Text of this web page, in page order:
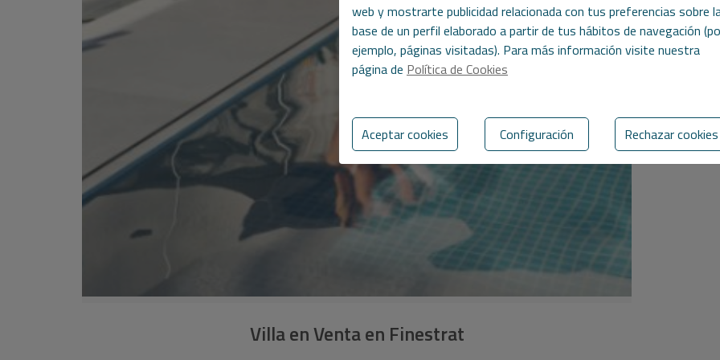
Villa en Venta en Finestrat
web y mostrarte publicidad relacionada con tus preferencias sobre
base de un perfil elaborado a partir de tus hábitos de navegación
ejemplo, páginas visitadas). Para más información visite nuestra
página de Política de Cookies
Aceptar cookies Configuración Rechazar cookies